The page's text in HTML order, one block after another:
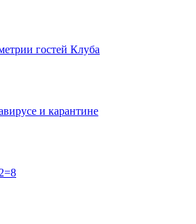
гостей Клуба
и карантине